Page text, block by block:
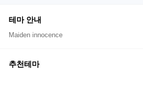
테마 안내
Maiden innocence
추천테마